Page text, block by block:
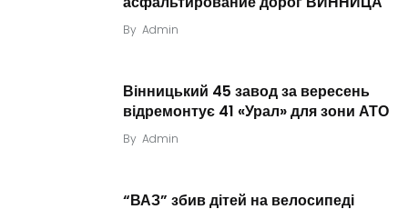
By Admin
Вінницький 45 завод за вересень
відремонтує 41 «Урал» для зони АТО
By Admin
“ВАЗ” збив дітей на велосипеді